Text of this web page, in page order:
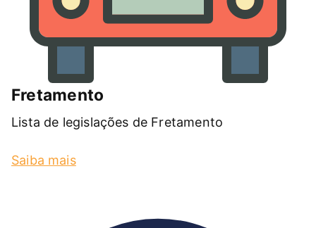
Fretamento
Lista de legislações de Fretamento
Saiba mais